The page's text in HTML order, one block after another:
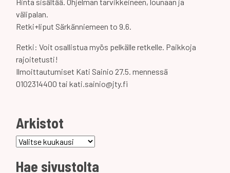
välipalan.
Retki+liput Särkänniemeen to 9.6.
Retki: Voit osallistua myös pelkälle retkelle. Paikkoja
rajoitetusti!
Ilmoittautumiset Kati Sainio 27.5. mennessä
0102314400 tai kati.sainio@jty.fi
Arkistot
Arkistot
Hae sivustolta